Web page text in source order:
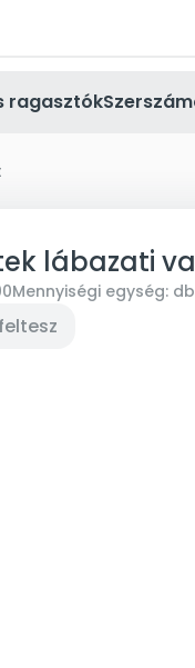
ragasztók
lábazati
Mennyiségi egység: db